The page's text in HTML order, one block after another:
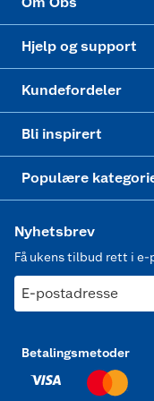
Hjelp og support
Kundefordeler
Bli inspirert
Populære
Nyhetsbrev
Få ukens tilbud rett i e-
E-postadresse
Betalingsmetoder